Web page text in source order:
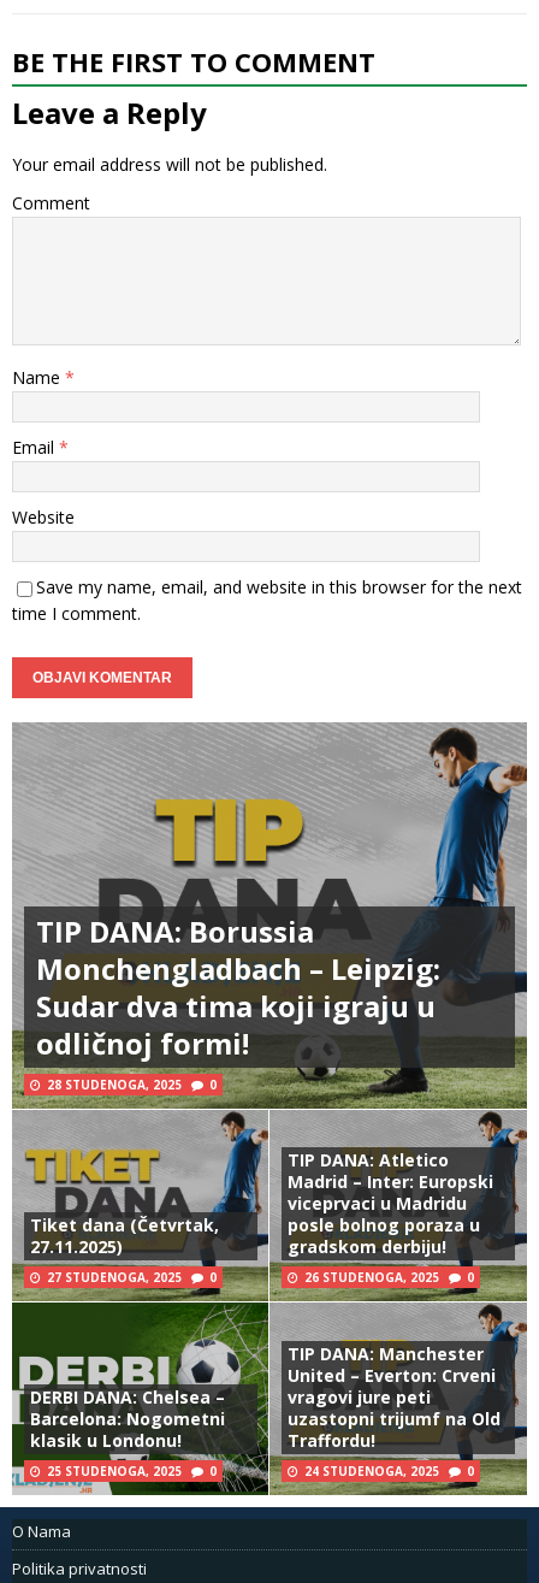
BE THE FIRST TO COMMENT
Leave a Reply
Your email address will not be published.
Comment
Name *
Email *
Website
Save my name, email, and website in this browser for the next
time I comment.
TIP DANA: Borussia
Monchengladbach – Leipzig:
Sudar dva tima koji igraju u
odličnoj formi!
28 STUDENOGA, 2025 0
Tiket dana (Četvrtak,
27.11.2025)
27 STUDENOGA, 2025 0
TIP DANA: Atletico
Madrid – Inter: Europski
viceprvaci u Madridu
posle bolnog poraza u
gradskom derbiju!
26 STUDENOGA, 2025 0
DERBI DANA: Chelsea –
Barcelona: Nogometni
klasik u Londonu!
25 STUDENOGA, 2025 0
TIP DANA: Manchester
United – Everton: Crveni
vragovi jure peti
uzastopni trijumf na Old
Traffordu!
24 STUDENOGA, 2025 0
O Nama
Politika privatnosti